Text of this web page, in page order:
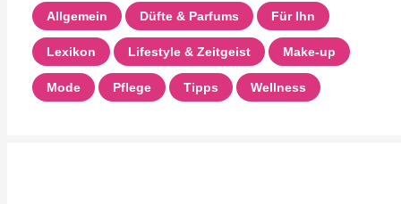
Allgemein Düfte & Parfums Für Ihn
Lexikon Lifestyle & Zeitgeist Make-up
Mode Pflege Tipps Wellness